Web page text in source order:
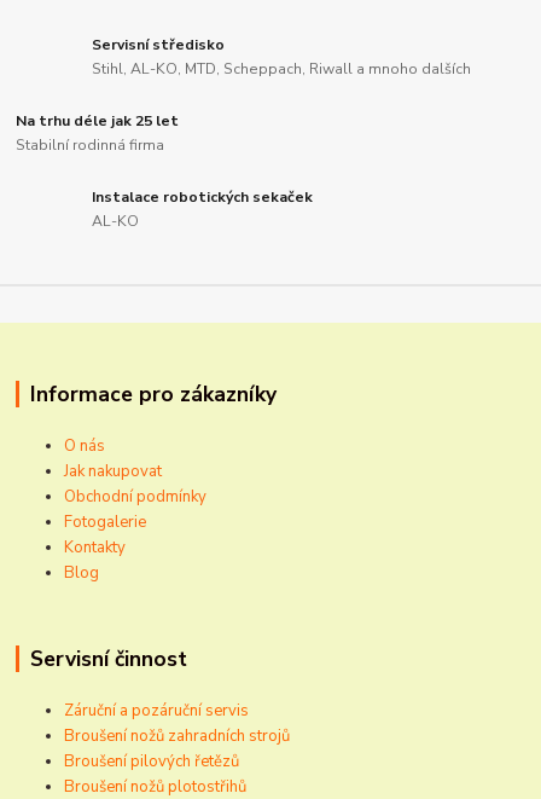
Servisní středisko
Stihl, AL-KO, MTD, Scheppach, Riwall a mnoho dalších
Na trhu déle jak 25 let
Stabilní rodinná firma
Instalace robotických sekaček
AL-KO
Informace pro zákazníky
O nás
Jak nakupovat
Obchodní podmínky
Fotogalerie
Kontakty
Blog
Servisní činnost
Záruční a pozáruční servis
Broušení nožů zahradních strojů
Broušení pilových řetězů
Broušení nožů plotostřihů